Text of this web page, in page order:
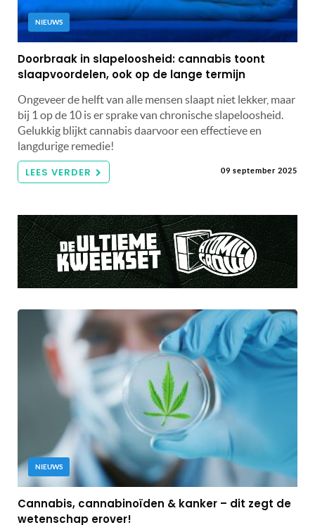
NIEUWS
Doorbraak in slapeloosheid: cannabis toont
slaapvoordelen, ook op de lange termijn
Ongeveer de helft van alle mensen slaapt niet lekker, maar
bij 1 op de 10 is er sprake van chronische slapeloosheid.
Gelukkig blijkt cannabis daarvoor een effectieve en
langdurige remedie!
LEES VERDER 09 september 2025
NIEUWS
Cannabis, cannabinoïden & kanker – dit zegt de
wetenschap erover!